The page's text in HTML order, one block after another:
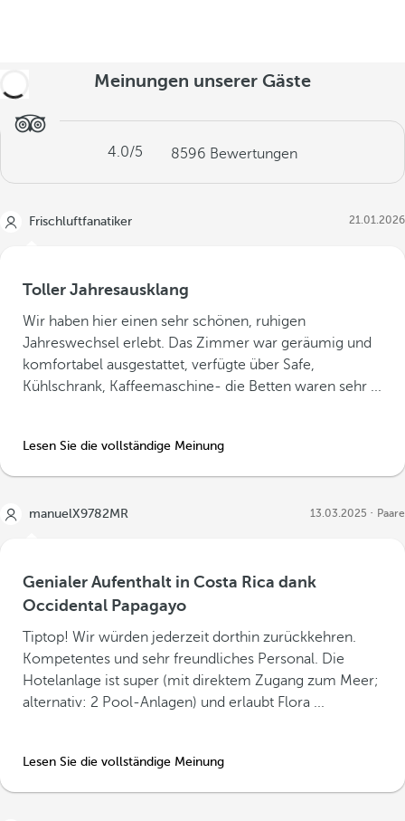
Meinungen unserer Gäste
4.0/5 8596 Bewertungen
Frischluftfanatiker 21.01.2026
Toller Jahresausklang
Wir haben hier einen sehr schönen, ruhigen
Jahreswechsel erlebt. Das Zimmer war geräumig und
komfortabel ausgestattet, verfügte über Safe,
Kühlschrank, Kaffeemaschine- die Betten waren sehr ...
Lesen Sie die vollständige Meinung
manuelX9782MR 13.03.2025 Paare
Genialer Aufenthalt in Costa Rica dank
Occidental Papagayo
Tiptop! Wir würden jederzeit dorthin zurückkehren.
Kompetentes und sehr freundliches Personal. Die
Hotelanlage ist super (mit direktem Zugang zum Meer;
alternativ: 2 Pool-Anlagen) und erlaubt Flora ...
Lesen Sie die vollständige Meinung